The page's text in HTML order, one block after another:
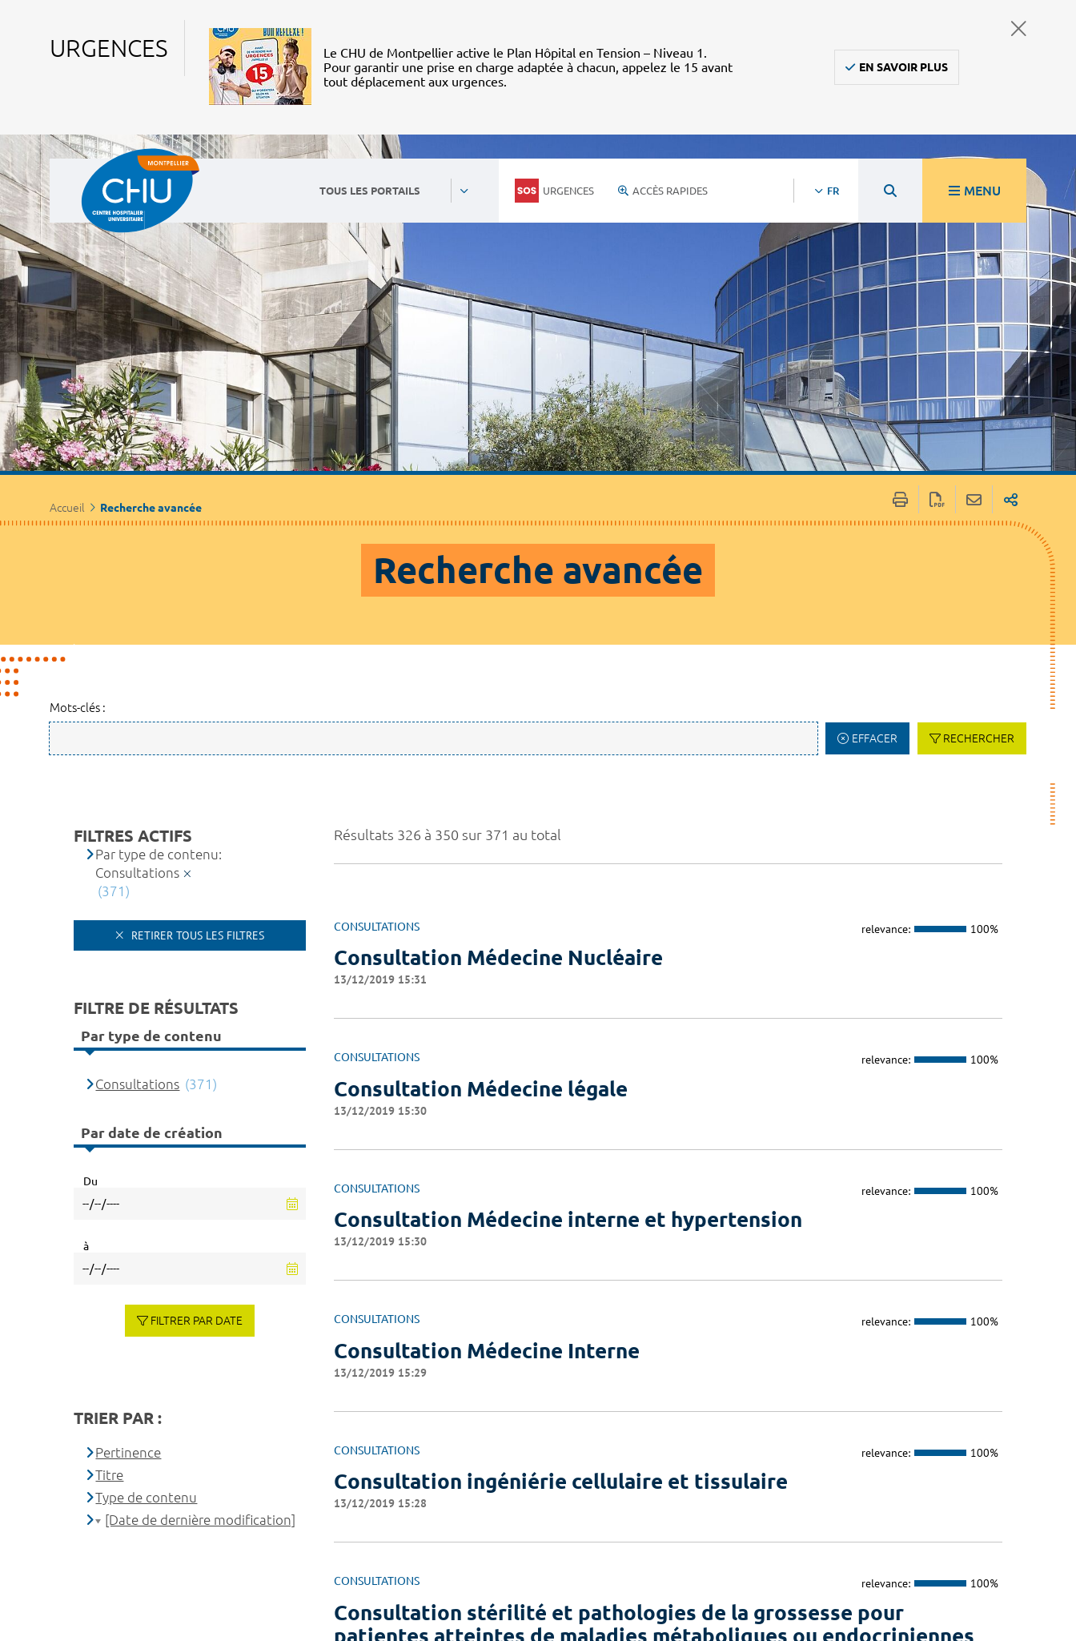
URGENCES
Le CHU de Montpellier active le Plan Hôpital en Tension – Niveau 1.
Pour garantir une prise en charge adaptée à chacun, appelez le 15 avant
tout déplacement aux urgences.
EN SAVOIR PLUS
TOUS LES PORTAILS URGENCES ACCÈS RAPIDES FR MENU
Accueil Recherche avancée
Recherche avancée
Mots-clés :
EFFACER RECHERCHER
Résultats 326 à 350 sur 371 au total
CONSULTATIONS relevance: 100%
Consultation Médecine Nucléaire
13/12/2019 15:31
CONSULTATIONS relevance: 100%
Consultation Médecine légale
13/12/2019 15:30
CONSULTATIONS relevance: 100%
Consultation Médecine interne et hypertension
13/12/2019 15:30
CONSULTATIONS relevance: 100%
Consultation Médecine Interne
13/12/2019 15:29
CONSULTATIONS relevance: 100%
Consultation ingéniérie cellulaire et tissulaire
13/12/2019 15:28
CONSULTATIONS relevance: 100%
Consultation stérilité et pathologies de la grossesse pour
patientes atteintes de maladies métaboliques ou endocriniennes
FILTRES ACTIFS
Par type de contenu:
Consultations
(371)
RETIRER TOUS LES FILTRES
FILTRE DE RÉSULTATS
Par type de contenu
Consultations (371)
Par date de création
Du
à
FILTRER PAR DATE
TRIER PAR :
Pertinence
Titre
Type de contenu
[Date de dernière modification]